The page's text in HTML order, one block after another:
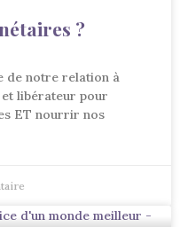
?
de notre relation à
et libérateur pour
ET nourrir nos